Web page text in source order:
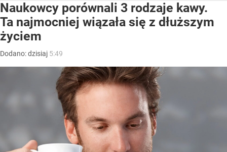
Naukowcy porównali 3 rodzaje kawy.
Ta najmocniej wiązała się z dłuższym
życiem
Dodano:dzisiaj 5:49